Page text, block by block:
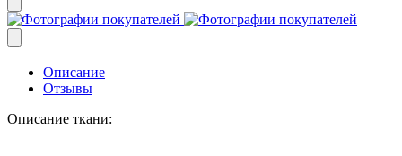
Описание
Отзывы
Описание ткани: